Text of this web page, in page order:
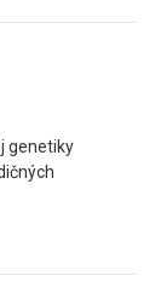
genetiky